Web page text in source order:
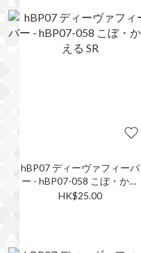
hBP07 ディーヴァフィーバ
ー - hBP07-058 こぼ・かな
える SR
HK$25.00